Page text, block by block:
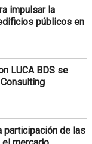
impulsar la
públicos en
LUCA BDS se
participación de las